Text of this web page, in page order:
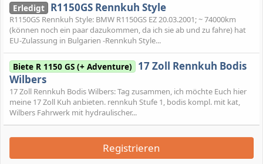
Erledigt R1150GS Rennkuh Style
R1150GS Rennkuh Style: BMW R1150GS EZ 20.03.2001; ~ 74000km
(können noch ein paar dazukommen, da ich sie ab und zu fahre) hat
EU-Zulassung in Bulgarien -Rennkuh Style...
Biete R 1150 GS (+ Adventure) 17 Zoll Rennkuh Bodis
Wilbers
17 Zoll Rennkuh Bodis Wilbers: Tag zusammen, ich möchte Euch hier
meine 17 Zoll Kuh anbieten. rennkuh Stufe 1, bodis kompl. mit kat,
Wilbers Fahrwerk mit hydraulischer...
Registrieren